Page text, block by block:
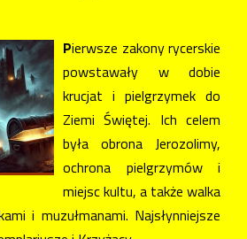
Pierwsze zakony rycerskie
powstawały w dobie
krucjat i pielgrzymek do
Ziemi Świętej. Ich celem
była obrona Jerozolimy,
ochrona pielgrzymów i
miejsc kultu, a także walka
i muzułmanami. Najsłynniejsze